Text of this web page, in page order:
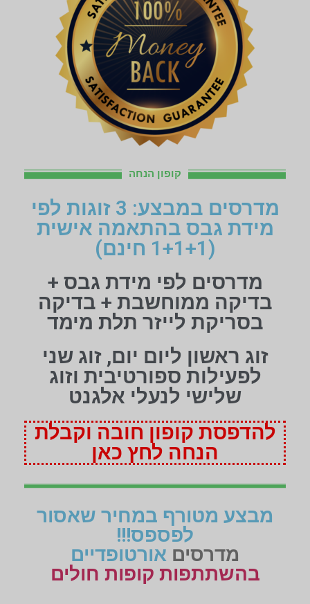
קופון הנחה
מדרסים במבצע: 3 זוגות לפי
מידת גבס בהתאמה אישית
(1+1+1 חינם)
מדרסים לפי מידת גבס +
בדיקה ממוחשבת + בדיקה
בסריקת לייזר תלת מימד
זוג ראשון ליום יום, זוג שני
לפעילות ספורטיבית וזוג
שלישי לנעלי אלגנט
להדפסת קופון חובה וקבלת
הנחה לחץ כאן
מבצע מטורף במחיר שאסור
לפספס!!!
מדרסים אורטופדיים
בהשתתפות קופות חולים